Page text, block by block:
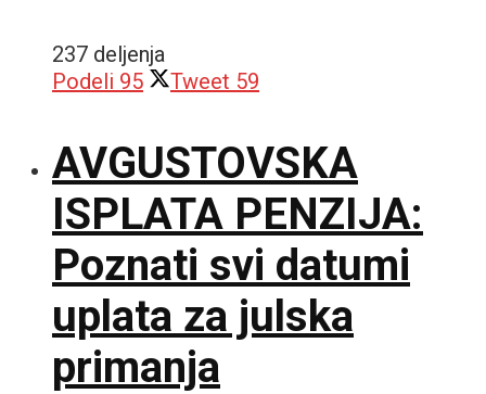
237 deljenja
Podeli 95 Tweet 59
AVGUSTOVSKA
ISPLATA PENZIJA:
Poznati svi datumi
uplata za julska
primanja